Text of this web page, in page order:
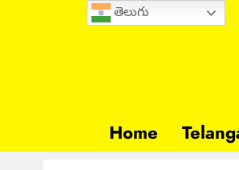
Home
తెలుగు